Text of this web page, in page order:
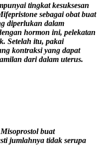
tingkat kesuksesan
sebagai obat buat
diperlukan dalam
hormon ini, pelekatan
Setelah itu, pakai
kontraksi yang dapat
dari dalam uterus.
buat
jumlahnya tidak serupa